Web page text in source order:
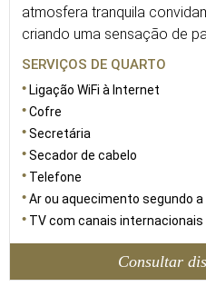
atmosfera tranquila
criando uma sensação de
SERVIÇOS DE QUARTO
Ligação WiFi à Internet
Cofre
Secretária
Secador de cabelo
Telefone
Ar ou aquecimento segundo a
TV com canais internacionais
Consultar